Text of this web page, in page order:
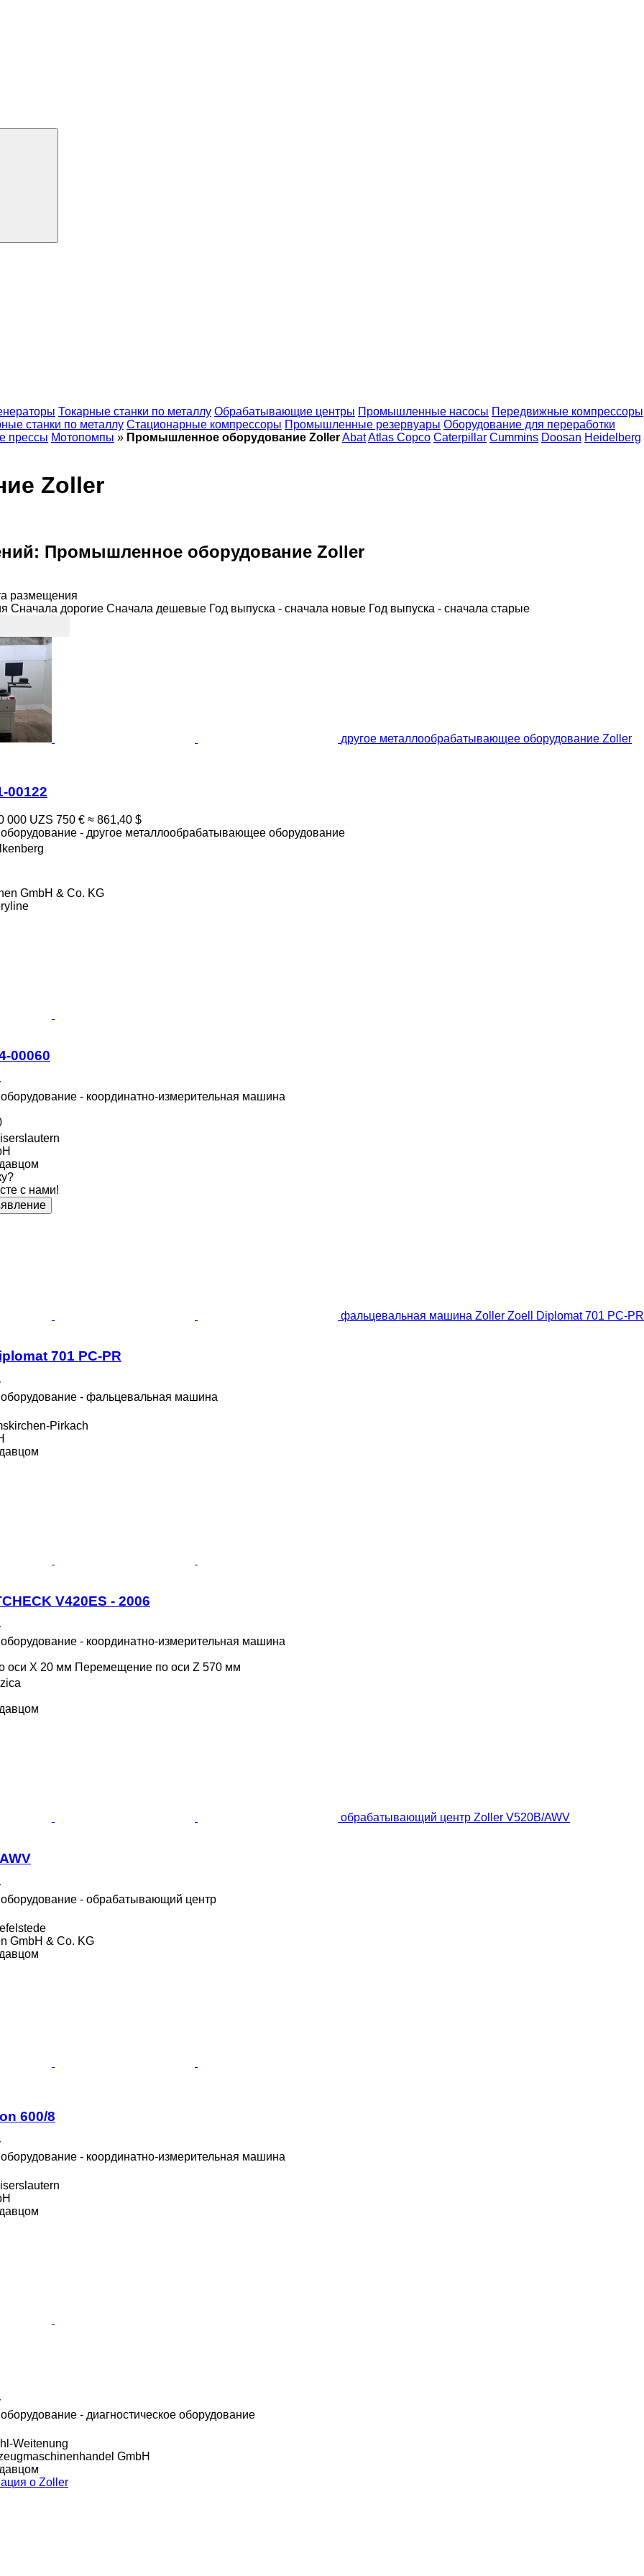
Токарные станки по металлу Обрабатывающие центры Промышленные насосы Передвижные компрессоры
станки по металлу Стационарные компрессоры Промышленные резервуары Оборудование для переработки
прессы Мотопомпы » Промышленное оборудование ZollerAbatAtlas Copco Caterpillar Cummins Doosan Heidelberg
Zoller
Промышленное оборудование Zoller
размещения
Сначала дорогие Сначала дешевые Год выпуска - сначала новые Год выпуска - сначала старые
другое металлообрабатывающее оборудование Zoller
00122
000 UZS 750 € ≈ 861,40 $
- другое металлообрабатывающее оборудование
GmbH & Co. KG
00060
- координатно-измерительная машина
с нами!
фальцевальная машина Zoller Zoell Diplomat 701 PC-PR
701 PC-PR
- фальцевальная машина
Pirkach
V420ES - 2006
- координатно-измерительная машина
оси X 20 мм Перемещение по оси Z 570 мм
обрабатывающий центр Zoller V520B/AWV
- обрабатывающий центр
GmbH & Co. KG
600/8
- координатно-измерительная машина
- диагностическое оборудование
Weitenung
GmbH
о Zoller